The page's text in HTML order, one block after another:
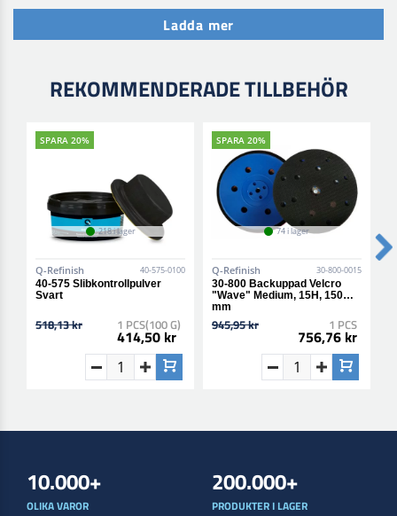
Ladda mer
REKOMMENDERADE TILLBEHÖR
SPARA 20%
218 i lager
Q-Refinish 40-575-0100
40-575 Slibkontrollpulver
Svart
518,13 kr 1 PCS(100 G)
414,50 kr
SPARA 20%
74 i lager
Q-Refinish 30-800-0015
30-800 Backuppad Velcro
"Wave" Medium, 15H, 150
mm
945,95 kr 1 PCS
756,76 kr
10.000+
OLIKA VAROR
200.000+
PRODUKTER I LAGER